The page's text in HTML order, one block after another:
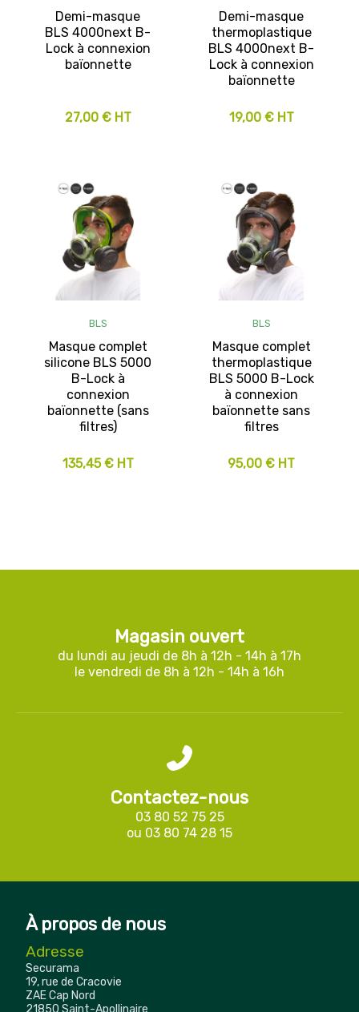
Demi-masque
BLS 4000next B-
Lock à connexion
baïonnette
27,00 € HT
Demi-masque
thermoplastique
BLS 4000next B-
Lock à connexion
baïonnette
19,00 € HT
BLS
Masque complet
silicone BLS 5000
B-Lock à
connexion
baïonnette (sans
filtres)
135,45 € HT
BLS
Masque complet
thermoplastique
BLS 5000 B-Lock
à connexion
baïonnette sans
filtres
95,00 € HT
Magasin ouvert
du lundi au jeudi de 8h à 12h - 14h à 17h
le vendredi de 8h à 12h - 14h à 16h
Contactez-nous
03 80 52 75 25
ou 03 80 74 28 15
À propos de nous
Adresse
Securama
19, rue de Cracovie
ZAE Cap Nord
21850 Saint-Apollinaire